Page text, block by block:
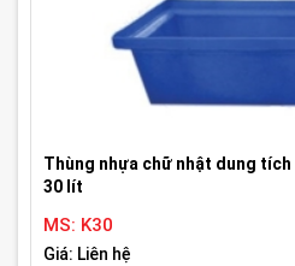
Thùng nhựa chữ nhật dung
30 lít
MS: K30
Giá: Liên hệ